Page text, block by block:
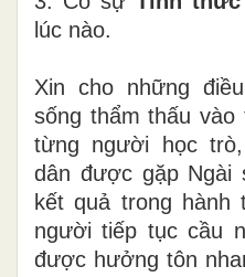
lúc nào.
Xin cho những
sống thẩm thấu
từng người học
dân được gặp Ngài
kết quả trong hành
người tiếp tục cầu
được hưởng tôn